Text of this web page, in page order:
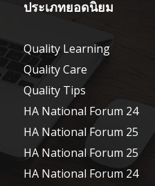
ประเภทยอดนิยม
Quality Learning
Quality Care
Quality Tips
HA National Forum 24
HA National Forum 25
HA National Forum 25
HA National Forum 24